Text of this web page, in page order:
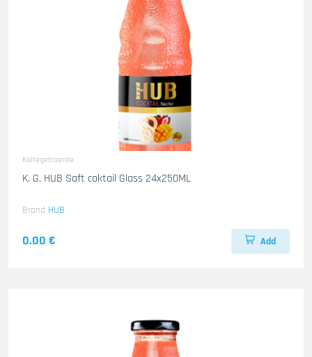
Kaltegetraenke
K. G. HUB Saft coktail Glass 24x250ML
Brand HUB
0.00 € Add